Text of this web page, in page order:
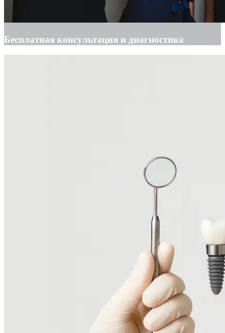
Бесплатная консультация и диагностика